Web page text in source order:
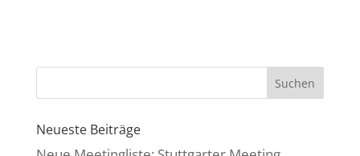
Neueste Beiträge